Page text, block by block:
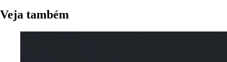
Veja também